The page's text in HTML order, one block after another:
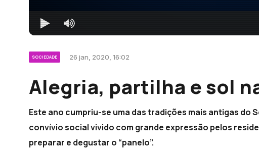
SOCIEDADE 26 jan, 2020, 16:02
Alegria, partilha e sol
Este ano cumpriu-se uma das tradições mais antigas do
convívio social vivido com grande expressão pelos
preparar e degustar o “panelo”.